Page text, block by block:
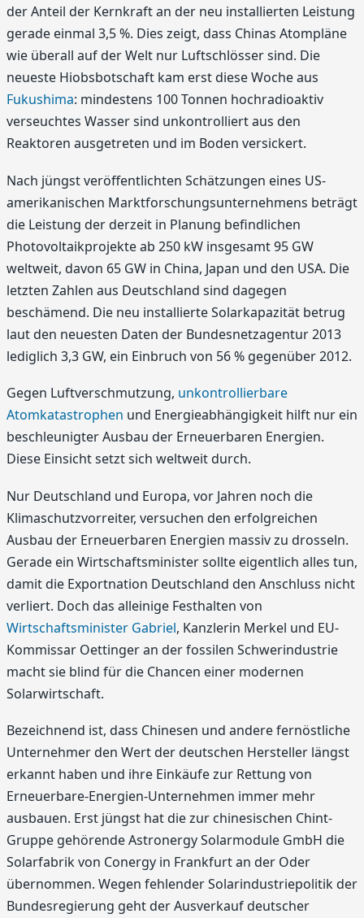
der Anteil der Kernkraft an der neu installierten Leistung
gerade einmal 3,5 %. Dies zeigt, dass Chinas Atompläne
wie überall auf der Welt nur Luftschlösser sind. Die
neueste Hiobsbotschaft kam erst diese Woche aus
Fukushima: mindestens 100 Tonnen hochradioaktiv
verseuchtes Wasser sind unkontrolliert aus den
Reaktoren ausgetreten und im Boden versickert.
Nach jüngst veröffentlichten Schätzungen eines US-
amerikanischen Marktforschungsunternehmens beträgt
die Leistung der derzeit in Planung befindlichen
Photovoltaikprojekte ab 250 kW insgesamt 95 GW
weltweit, davon 65 GW in China, Japan und den USA. Die
letzten Zahlen aus Deutschland sind dagegen
beschämend. Die neu installierte Solarkapazität betrug
laut den neuesten Daten der Bundesnetzagentur 2013
lediglich 3,3 GW, ein Einbruch von 56 % gegenüber 2012.
Gegen Luftverschmutzung, unkontrollierbare
Atomkatastrophen und Energieabhängigkeit hilft nur ein
beschleunigter Ausbau der Erneuerbaren Energien.
Diese Einsicht setzt sich weltweit durch.
Nur Deutschland und Europa, vor Jahren noch die
Klimaschutzvorreiter, versuchen den erfolgreichen
Ausbau der Erneuerbaren Energien massiv zu drosseln.
Gerade ein Wirtschaftsminister sollte eigentlich alles tun,
damit die Exportnation Deutschland den Anschluss nicht
verliert. Doch das alleinige Festhalten von
Wirtschaftsminister Gabriel, Kanzlerin Merkel und EU-
Kommissar Oettinger an der fossilen Schwerindustrie
macht sie blind für die Chancen einer modernen
Solarwirtschaft.
Bezeichnend ist, dass Chinesen und andere fernöstliche
Unternehmer den Wert der deutschen Hersteller längst
erkannt haben und ihre Einkäufe zur Rettung von
Erneuerbare-Energien-Unternehmen immer mehr
ausbauen. Erst jüngst hat die zur chinesischen Chint-
Gruppe gehörende Astronergy Solarmodule GmbH die
Solarfabrik von Conergy in Frankfurt an der Oder
übernommen. Wegen fehlender Solarindustriepolitik der
Bundesregierung geht der Ausverkauf deutscher